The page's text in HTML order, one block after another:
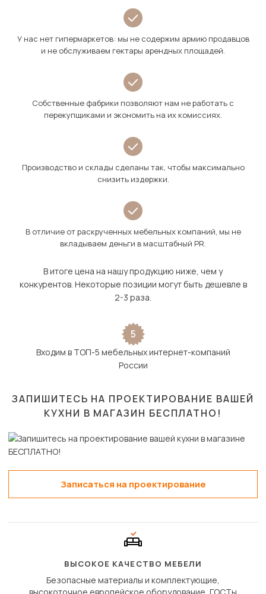
У нас нет гипермаркетов: мы не содержим армию продавцов
и не обслуживаем гектары арендных площадей.
Собственные фабрики позволяют нам не работать с
перекупщиками и экономить на их комиссиях.
Производство и склады сделаны так, чтобы максимально
снизить издержки.
В отличие от раскрученных мебельных компаний, мы не
вкладываем деньги в масштабный PR.
В итоге цена на нашу продукцию ниже, чем у
конкурентов. Некоторые позиции могут быть дешевле в
2-3 раза.
5
Входим в ТОП-5 мебельных интернет-компаний
России
ЗАПИШИТЕСЬ НА ПРОЕКТИРОВАНИЕ ВАШЕЙ
КУХНИ В МАГАЗИН БЕСПЛАТНО!
Записаться на проектирование
ВЫСОКОЕ КАЧЕСТВО МЕБЕЛИ
Безопасные материалы и комплектующие,